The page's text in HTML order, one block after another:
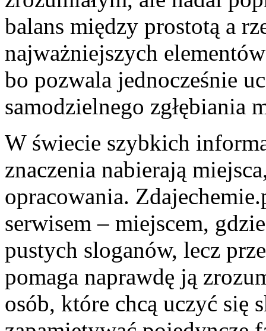
balans między prostotą a
najważniejszych
bo pozwala jednocześnie
samodzielnego zgłębiania
W świecie szybkich
znaczenia nabierają
opracowania.
serwisem – miejscem,
pustych sloganów, lecz
pomaga naprawdę ją
osób, które chcą uczyć się